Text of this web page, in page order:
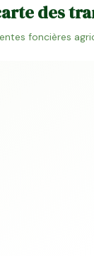
des
foncières